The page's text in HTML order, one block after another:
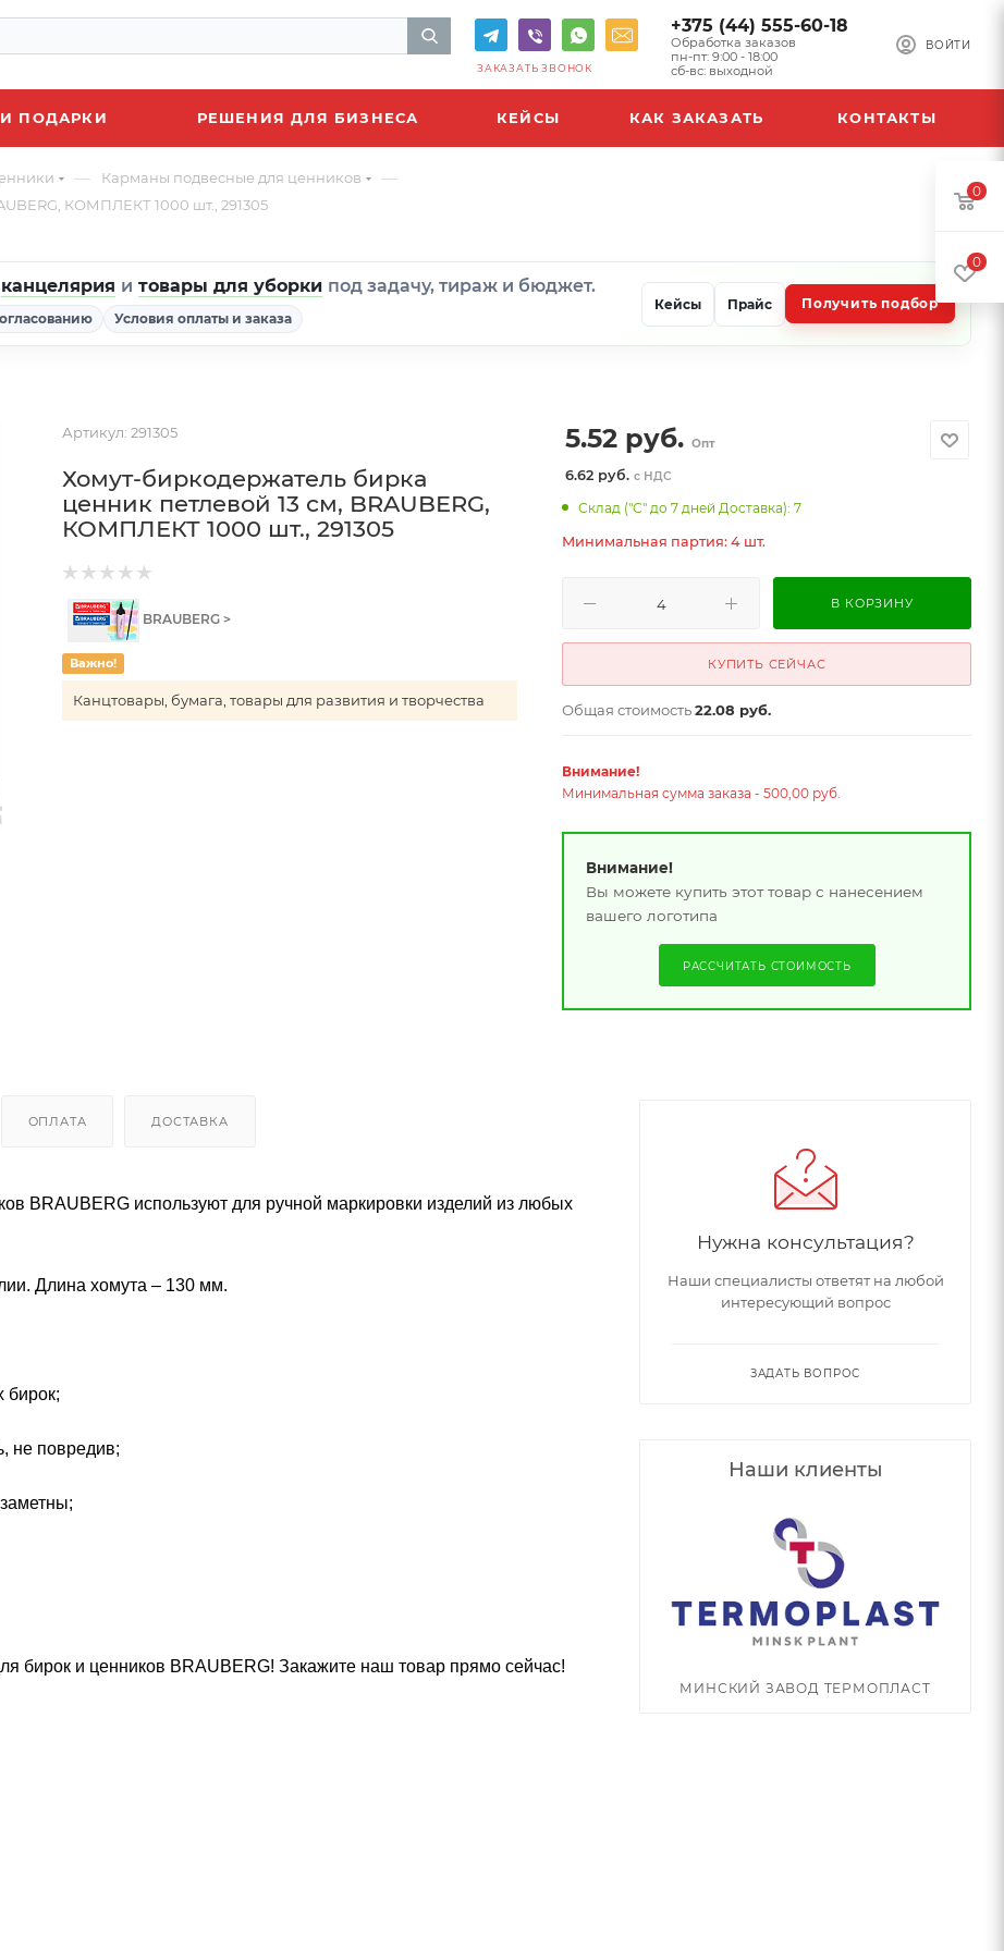
ВОЙТИ
+375 (44) 555-60-18
Обработка заказов
пн-пт: 9:00 - 18:00
сб-вс: выходной
ЗАКАЗАТЬ ЗВОНОК
ПОДАРКИ РЕШЕНИЯ ДЛЯ БИЗНЕСА КЕЙСЫ КАК ЗАКАЗАТЬ КОНТАКТЫ
— Карманы подвесные для ценников —
КОМПЛЕКТ 1000 шт., 291305
канцелярия и товары для уборки под задачу, тираж и бюджет.
Условия оплаты и заказа
Кейсы Прайс Получить подбор
Артикул: 291305
Хомут-биркодержатель бирка
ценник петлевой 13 см, BRAUBERG,
КОМПЛЕКТ 1000 шт., 291305
BRAUBERG >
Важно!
Канцтовары, бумага, товары для развития и творчества
5.52 руб. Опт
6.62 руб.с НДС
Склад ("С" до 7 дней Доставка): 7
Минимальная партия: 4 шт.
В КОРЗИНУ
КУПИТЬ СЕЙЧАС
Общая стоимость22.08 руб.
Внимание!
Минимальная сумма заказа - 500,00 руб.
Внимание!
Вы можете купить этот товар с нанесением
вашего логотипа
РАССЧИТАТЬ СТОИМОСТЬ
ОПЛАТА ДОСТАВКА
BRAUBERG используют для ручной маркировки изделий из любых
Длина хомута – 130 мм.
бирок;
не повредив;
бирок и ценников BRAUBERG! Закажите наш товар прямо сейчас!
Нужна консультация?
Наши специалисты ответят на любой
интересующий вопрос
ЗАДАТЬ ВОПРОС
Наши клиенты
МИНСКИЙ ЗАВОД ТЕРМОПЛАСТ
0
0